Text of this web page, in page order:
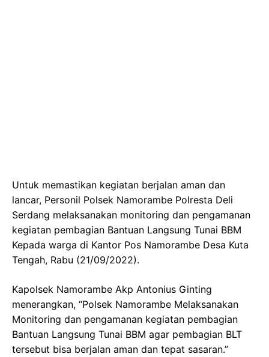
Untuk memastikan kegiatan berjalan aman dan
lancar, Personil Polsek Namorambe Polresta Deli
Serdang melaksanakan monitoring dan pengamanan
kegiatan pembagian Bantuan Langsung Tunai BBM
Kepada warga di Kantor Pos Namorambe Desa Kuta
Tengah, Rabu (21/09/2022).
Kapolsek Namorambe Akp Antonius Ginting
menerangkan, “Polsek Namorambe Melaksanakan
Monitoring dan pengamanan kegiatan pembagian
Bantuan Langsung Tunai BBM agar pembagian BLT
tersebut bisa berjalan aman dan tepat sasaran.”